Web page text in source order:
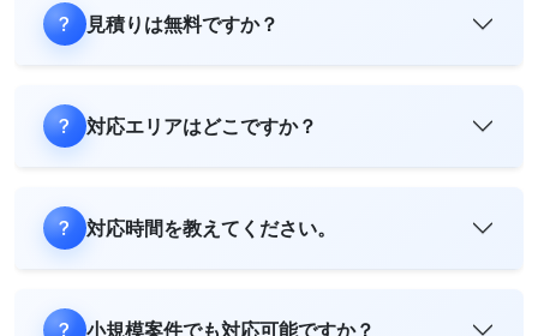
見積りは無料ですか？
対応エリアはどこですか？
対応時間を教えてください。
小規模案件でも対応可能ですか？